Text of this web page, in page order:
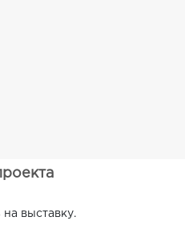
выставку.